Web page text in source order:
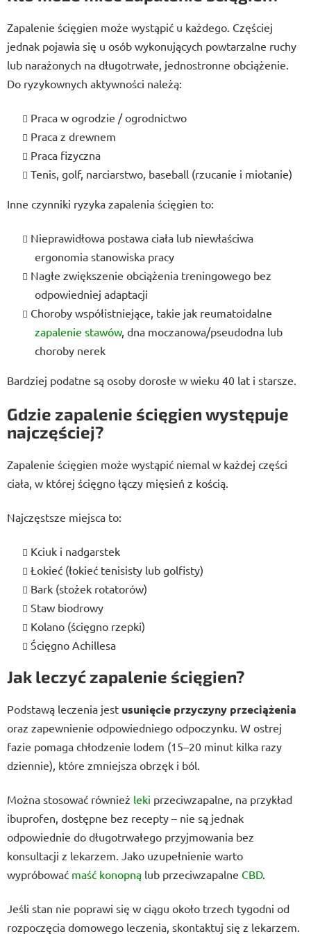
Zapalenie ścięgien może wystąpić u każdego. Częściej
jednak pojawia się u osób wykonujących powtarzalne ruchy
lub narażonych na długotrwałe, jednostronne obciążenie.
Do ryzykownych aktywności należą:
Praca w ogrodzie / ogrodnictwo
Praca z drewnem
Praca fizyczna
Tenis, golf, narciarstwo, baseball (rzucanie i miotanie)
Inne czynniki ryzyka zapalenia ścięgien to:
Nieprawidłowa postawa ciała lub niewłaściwa
ergonomia stanowiska pracy
Nagłe zwiększenie obciążenia treningowego bez
odpowiedniej adaptacji
Choroby współistniejące, takie jak reumatoidalne
zapalenie stawów, dna moczanowa/pseudodna lub
choroby nerek
Bardziej podatne są osoby dorosłe w wieku 40 lat i starsze.
Gdzie zapalenie ścięgien występuje
najczęściej?
Zapalenie ścięgien może wystąpić niemal w każdej części
ciała, w której ścięgno łączy mięsień z kością.
Najczęstsze miejsca to:
Kciuk i nadgarstek
Łokieć (łokieć tenisisty lub golfisty)
Bark (stożek rotatorów)
Staw biodrowy
Kolano (ścięgno rzepki)
Ścięgno Achillesa
Jak leczyć zapalenie ścięgien?
Podstawą leczenia jest usunięcie przyczyny przeciążenia
oraz zapewnienie odpowiedniego odpoczynku. W ostrej
fazie pomaga chłodzenie lodem (15–20 minut kilka razy
dziennie), które zmniejsza obrzęk i ból.
Można stosować również leki przeciwzapalne, na przykład
ibuprofen, dostępne bez recepty – nie są jednak
odpowiednie do długotrwałego przyjmowania bez
konsultacji z lekarzem. Jako uzupełnienie warto
wypróbować maść konopną lub przeciwzapalne CBD.
Jeśli stan nie poprawi się w ciągu około trzech tygodni od
rozpoczęcia domowego leczenia, skontaktuj się z lekarzem.